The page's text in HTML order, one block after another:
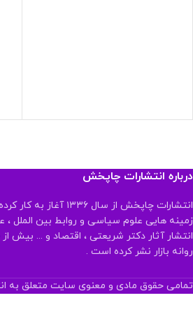
درباره انتشارات چاپخش
انتشارات چاپخش از سال ۱۳۳۶
زمینه هایی علوم سیاسی و روابط بین الملل ،
روانه بازار نشر کرده است .
تمامی حقوق مادی و معنوی سایت متعلق به